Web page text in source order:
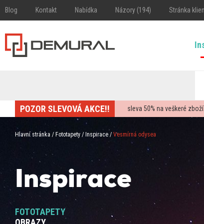
Blog Kontakt Nabídka Názory (194) Stránka
POZOR SLEVOVÁ AKCE!! sleva50% na veškeré
Hlavní stránka / Fototapety / Inspirace / Vesmírná odysea
Inspirace
FOTOTAPETY